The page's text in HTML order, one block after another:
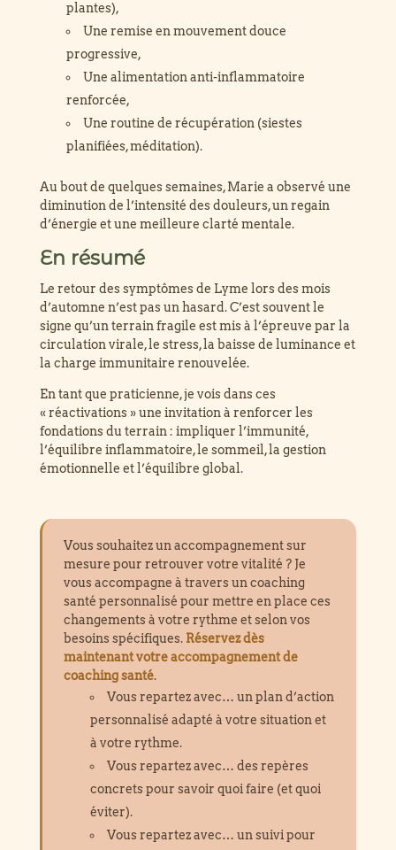
plantes),
Une remise en mouvement douce
progressive,
Une alimentation anti-inflammatoire
renforcée,
Une routine de récupération (siestes
planifiées, méditation).
Au bout de quelques semaines, Marie a observé une
diminution de l’intensité des douleurs, un regain
d’énergie et une meilleure clarté mentale.
En résumé
Le retour des symptômes de Lyme lors des mois
d’automne n’est pas un hasard. C’est souvent le
signe qu’un terrain fragile est mis à l’épreuve par la
circulation virale, le stress, la baisse de luminance et
la charge immunitaire renouvelée.
En tant que praticienne, je vois dans ces
« réactivations » une invitation à renforcer les
fondations du terrain : impliquer l’immunité,
l’équilibre inflammatoire, le sommeil, la gestion
émotionnelle et l’équilibre global.
Vous souhaitez un accompagnement sur
mesure pour retrouver votre vitalité ? Je
vous accompagne à travers un coaching
santé personnalisé pour mettre en place ces
changements à votre rythme et selon vos
besoins spécifiques. Réservez dès
maintenant votre accompagnement de
coaching santé.
Vous repartez avec… un plan d’action
personnalisé adapté à votre situation et
à votre rythme.
Vous repartez avec… des repères
concrets pour savoir quoi faire (et quoi
éviter).
Vous repartez avec… un suivi pour